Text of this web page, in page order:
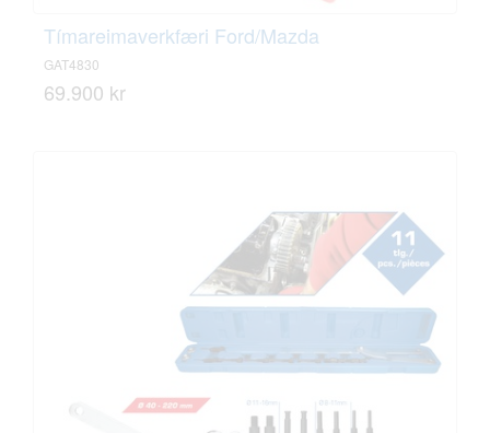
Tímareimaverkfæri Ford/Mazda
GAT4830
69.900 kr